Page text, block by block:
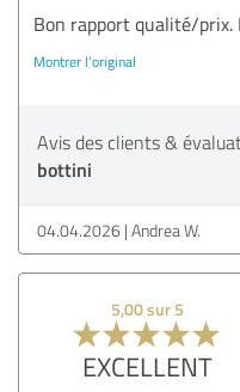
Bon rapport qualité/prix.
Montrer l'original
Avis des clients &
bottini
04.04.2026 Andrea W.
5,00 sur 5
EXCELLENT